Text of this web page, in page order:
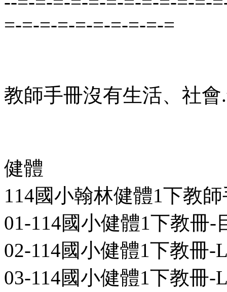
=-=-=-=-=-=-=-=-=-=
教師手冊沒有生活、社會
健體
114國小翰林健體1下教
01-114國小健體1下教冊-
02-114國小健體1下教冊-
03-114國小健體1下教冊-